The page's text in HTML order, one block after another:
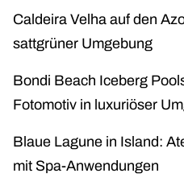
Caldeira Velha auf den
sattgrüner Umgebung
Bondi Beach Iceberg
Fotomotiv in luxuriöser
Blaue Lagune in Island:
mit Spa-Anwendungen